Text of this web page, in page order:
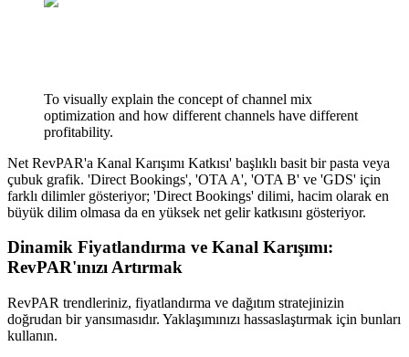
To visually explain the concept of channel mix
optimization and how different channels have different
profitability.
Net RevPAR'a Kanal Karışımı Katkısı' başlıklı basit bir pasta veya
çubuk grafik. 'Direct Bookings', 'OTA A', 'OTA B' ve 'GDS' için
farklı dilimler gösteriyor; 'Direct Bookings' dilimi, hacim olarak en
büyük dilim olmasa da en yüksek net gelir katkısını gösteriyor.
Dinamik Fiyatlandırma ve Kanal Karışımı:
RevPAR'ınızı Artırmak
RevPAR trendleriniz, fiyatlandırma ve dağıtım stratejinizin
doğrudan bir yansımasıdır. Yaklaşımınızı hassaslaştırmak için bunları
kullanın.